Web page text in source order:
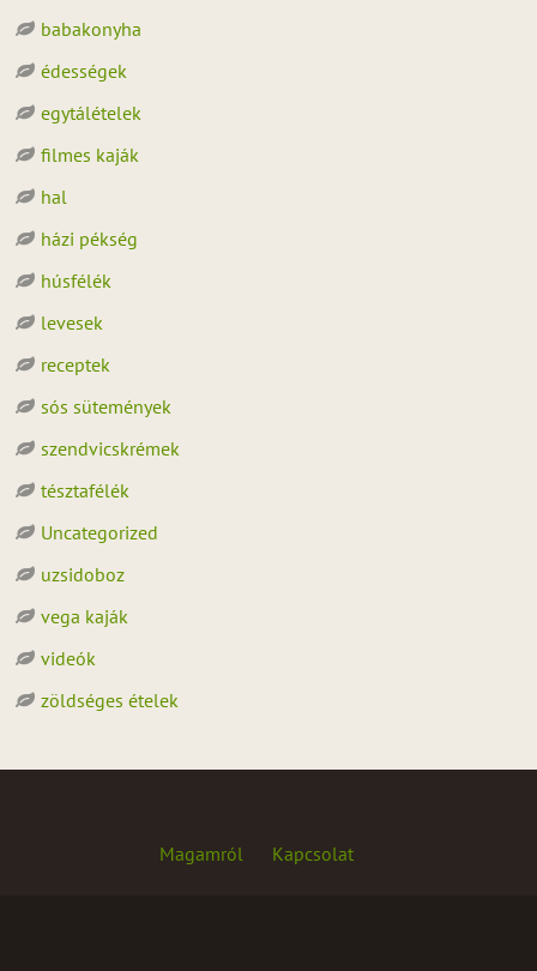
babakonyha
édességek
egytálételek
filmes kaják
hal
házi pékség
húsfélék
levesek
receptek
sós sütemények
szendvicskrémek
tésztafélék
Uncategorized
uzsidoboz
vega kaják
videók
zöldséges ételek
Magamról Kapcsolat